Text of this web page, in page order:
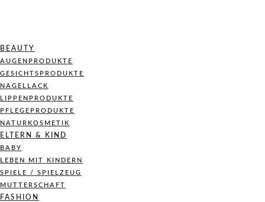
BEAUTY
AUGENPRODUKTE
GESICHTSPRODUKTE
NAGELLACK
LIPPENPRODUKTE
PFLEGEPRODUKTE
NATURKOSMETIK
ELTERN & KIND
BABY
LEBEN MIT KINDERN
SPIELE / SPIELZEUG
MUTTERSCHAFT
FASHION